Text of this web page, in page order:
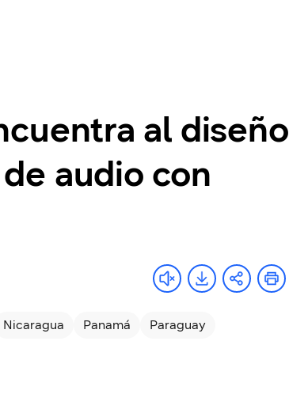
al diseño
audio con
Nicaragua Panamá
Paraguay